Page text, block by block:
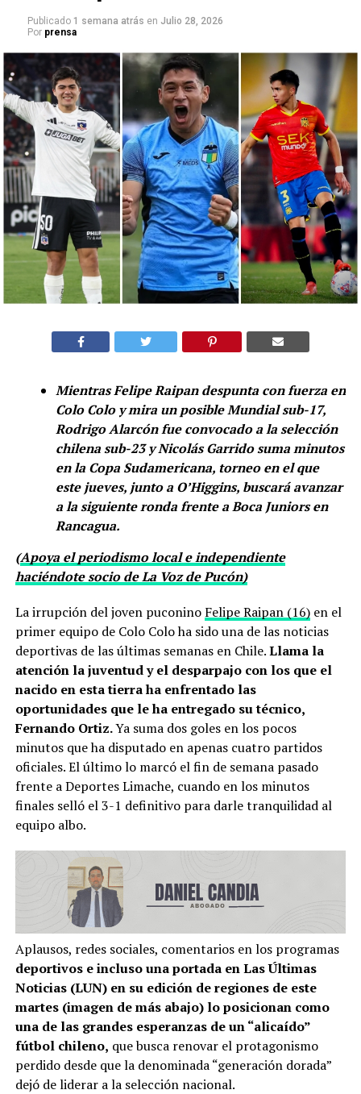
Publicado 1 semana atrás en Julio 28, 2026
Por prensa
Mientras Felipe Raipan despunta con fuerza en
Colo Colo y mira un posible Mundial sub-17,
Rodrigo Alarcón fue convocado a la selección
chilena sub-23 y Nicolás Garrido suma minutos
en la Copa Sudamericana, torneo en el que
este jueves, junto a O’Higgins, buscará avanzar
a la siguiente ronda frente a Boca Juniors en
Rancagua.
(Apoya el periodismo local e independiente
haciéndote socio de La Voz de Pucón)
La irrupción del joven puconino Felipe Raipan (16)en el
primer equipo de Colo Colo ha sido una de las noticias
deportivas de las últimas semanas en Chile.Llama la
atención la juventud y el desparpajo con los que el
nacido en esta tierra ha enfrentado las
oportunidades que le ha entregado su técnico,
Fernando Ortiz.Ya suma dos goles en los pocos
minutos que ha disputado en apenas cuatro partidos
oficiales. El último lo marcó el fin de semana pasado
frente a Deportes Limache, cuando en los minutos
finales selló el 3-1 definitivo para darle tranquilidad al
equipo albo.
Aplausos, redes sociales, comentarios en los programas
deportivos e incluso una portada en Las Últimas
Noticias (LUN) en su edición de regiones de este
martes (imagen de más abajo) lo posicionan como
una de las grandes esperanzas de un “alicaído”
fútbol chileno, que busca renovar el protagonismo
perdido desde que la denominada “generación dorada”
dejó de liderar a la selección nacional.